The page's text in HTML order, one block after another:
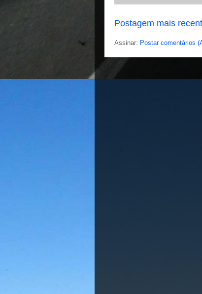
Postagem mais
Assinar: Postar comentários